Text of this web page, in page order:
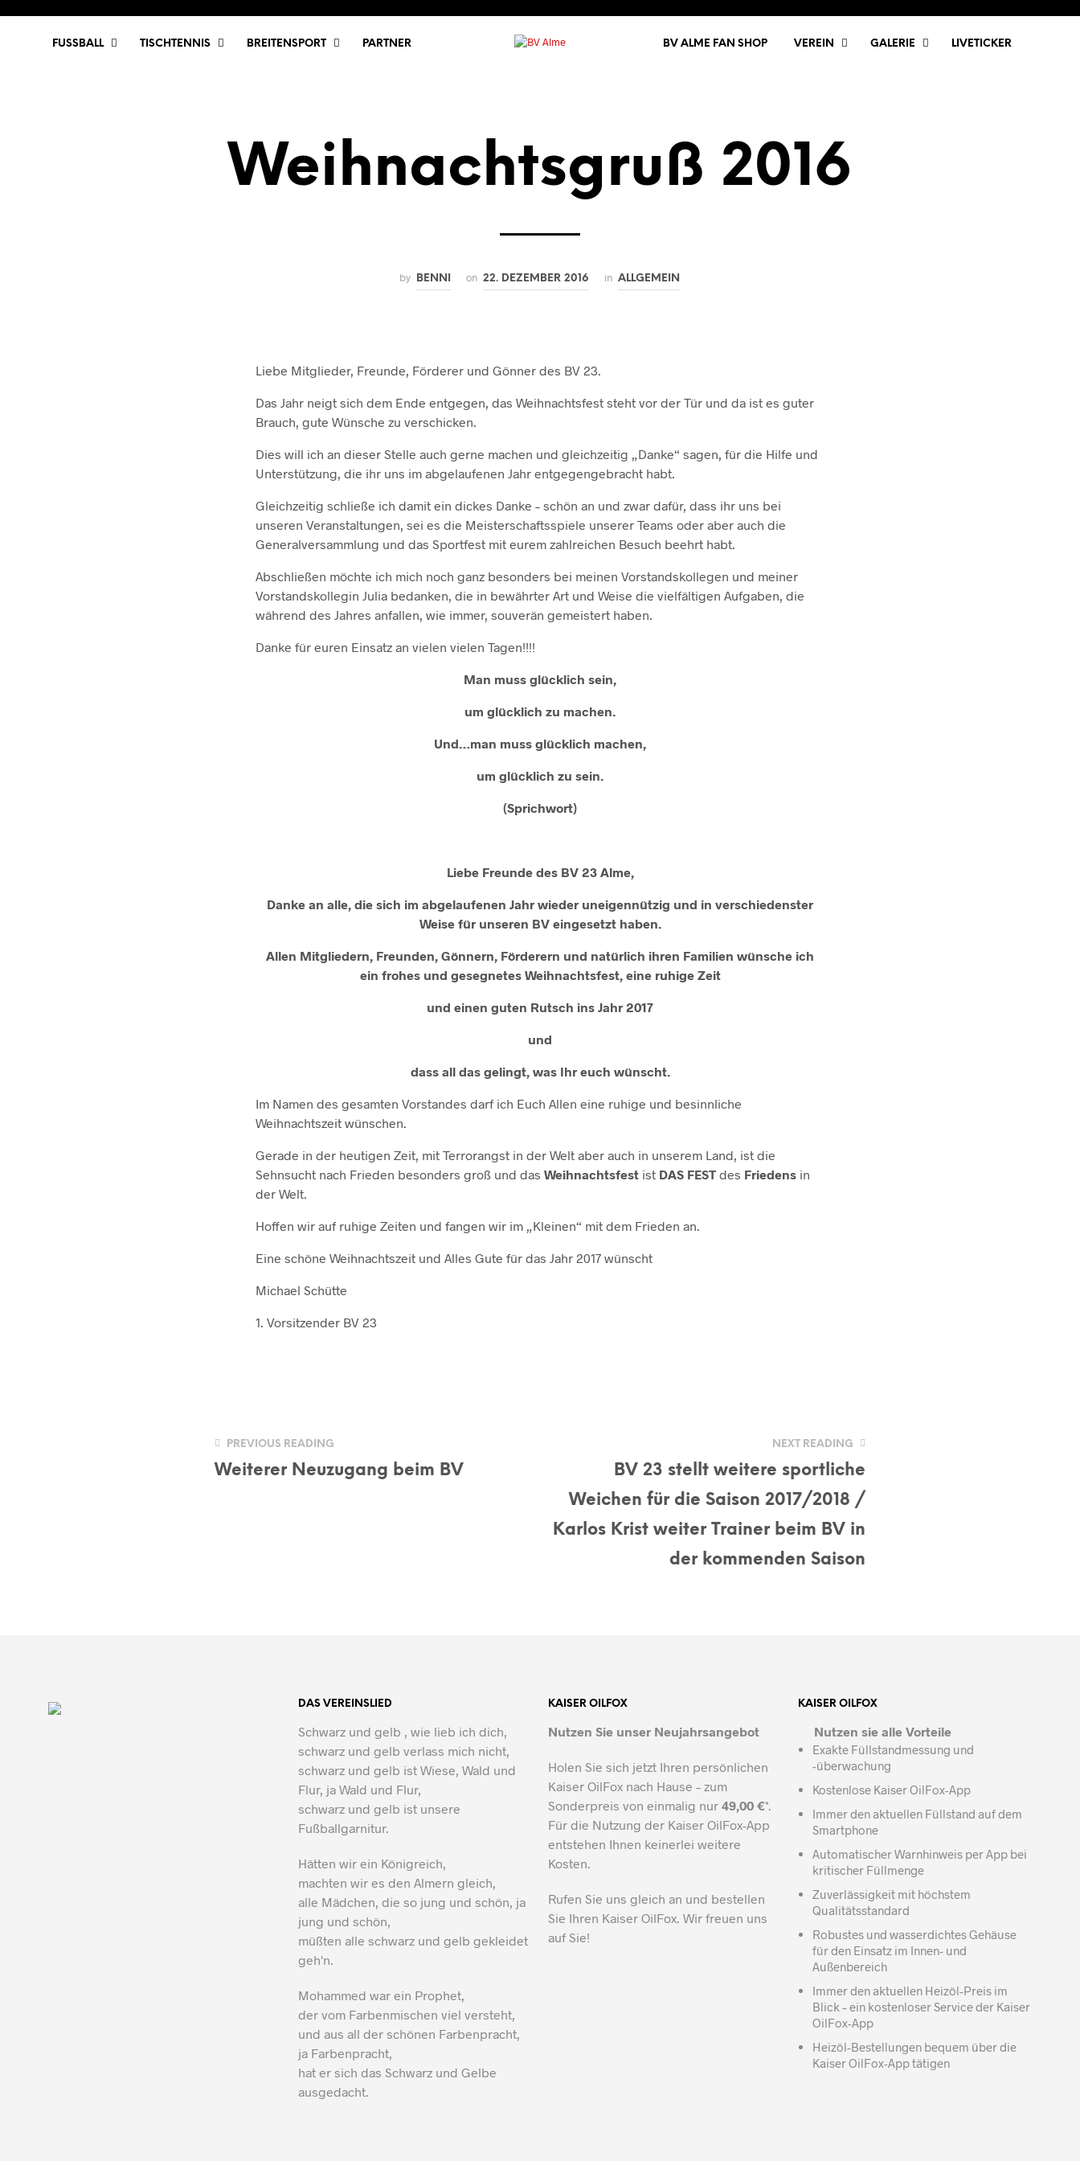
FUSSBALL TISCHTENNIS BREITENSPORT PARTNER BV ALME FAN SHOP VEREIN GALERIE LIVETICKER
Weihnachtsgruß 2016
by BENNI on 22. DEZEMBER 2016 in ALLGEMEIN
Liebe Mitglieder, Freunde, Förderer und Gönner des BV 23.
Das Jahr neigt sich dem Ende entgegen, das Weihnachtsfest steht vor der Tür und da ist es guter
Brauch, gute Wünsche zu verschicken.
Dies will ich an dieser Stelle auch gerne machen und gleichzeitig „Danke“ sagen, für die Hilfe und
Unterstützung, die ihr uns im abgelaufenen Jahr entgegengebracht habt.
Gleichzeitig schließe ich damit ein dickes Danke – schön an und zwar dafür, dass ihr uns bei
unseren Veranstaltungen, sei es die Meisterschaftsspiele unserer Teams oder aber auch die
Generalversammlung und das Sportfest mit eurem zahlreichen Besuch beehrt habt.
Abschließen möchte ich mich noch ganz besonders bei meinen Vorstandskollegen und meiner
Vorstandskollegin Julia bedanken, die in bewährter Art und Weise die vielfältigen Aufgaben, die
während des Jahres anfallen, wie immer, souverän gemeistert haben.
Danke für euren Einsatz an vielen vielen Tagen!!!!
Man muss glücklich sein,
um glücklich zu machen.
Und…man muss glücklich machen,
um glücklich zu sein.
(Sprichwort)
Liebe Freunde des BV 23 Alme,
Danke an alle, die sich im abgelaufenen Jahr wieder uneigennützig und in verschiedenster
Weise für unseren BV eingesetzt haben.
Allen Mitgliedern, Freunden, Gönnern, Förderern und natürlich ihren Familien wünsche ich
ein frohes und gesegnetes Weihnachtsfest, eine ruhige Zeit
und einen guten Rutsch ins Jahr 2017
und
dass all das gelingt, was Ihr euch wünscht.
Im Namen des gesamten Vorstandes darf ich Euch Allen eine ruhige und besinnliche
Weihnachtszeit wünschen.
Gerade in der heutigen Zeit, mit Terrorangst in der Welt aber auch in unserem Land, ist die
Sehnsucht nach Frieden besonders groß und das Weihnachtsfest ist DAS FESTdes Friedens in
der Welt.
Hoffen wir auf ruhige Zeiten und fangen wir im „Kleinen“ mit dem Frieden an.
Eine schöne Weihnachtszeit und Alles Gute für das Jahr 2017 wünscht
Michael Schütte
1. Vorsitzender BV 23
PREVIOUS READING
Weiterer Neuzugang beim BV
NEXT READING
BV 23 stellt weitere sportliche
Weichen für die Saison 2017/2018 /
Karlos Krist weiter Trainer beim BV in
der kommenden Saison
DAS VEREINSLIED
Schwarz und gelb , wie lieb ich dich,
schwarz und gelb verlass mich nicht,
schwarz und gelb ist Wiese, Wald und
Flur, ja Wald und Flur,
schwarz und gelb ist unsere
Fußballgarnitur.
Hätten wir ein Königreich,
machten wir es den Almern gleich,
alle Mädchen, die so jung und schön, ja
jung und schön,
müßten alle schwarz und gelb gekleidet
geh'n.
Mohammed war ein Prophet,
der vom Farbenmischen viel versteht,
und aus all der schönen Farbenpracht,
ja Farbenpracht,
hat er sich das Schwarz und Gelbe
ausgedacht.
KAISER OILFOX
Nutzen Sie unser Neujahrsangebot
Holen Sie sich jetzt Ihren persönlichen
Kaiser OilFox nach Hause – zum
Sonderpreis von einmalig nur 49,00 €*.
Für die Nutzung der Kaiser OilFox-App
entstehen Ihnen keinerlei weitere
Kosten.
Rufen Sie uns gleich an und bestellen
Sie Ihren Kaiser OilFox. Wir freuen uns
auf Sie!
KAISER OILFOX
Nutzen sie alle Vorteile
Exakte Füllstandmessung und
-überwachung
Kostenlose Kaiser OilFox-App
Immer den aktuellen Füllstand auf dem
Smartphone
Automatischer Warnhinweis per App bei
kritischer Füllmenge
Zuverlässigkeit mit höchstem
Qualitätsstandard
Robustes und wasserdichtes Gehäuse
für den Einsatz im Innen- und
Außenbereich
Immer den aktuellen Heizöl-Preis im
Blick – ein kostenloser Service der Kaiser
OilFox-App
Heizöl-Bestellungen bequem über die
Kaiser OilFox-App tätigen